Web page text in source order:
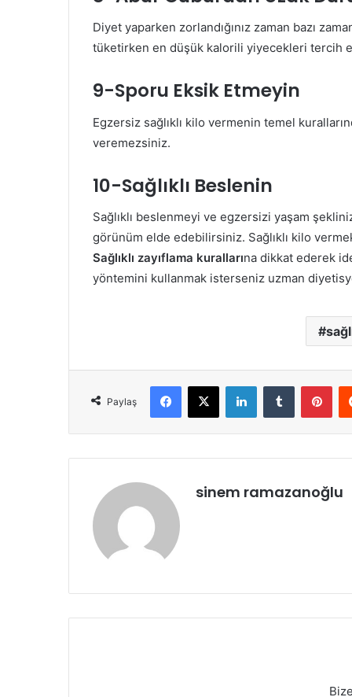
Diyet yaparken zorlandığınız zaman bazı
tüketirken en düşük kalorili yiyecekleri tercih
9-Sporu Eksik Etmeyin
Egzersiz sağlıklı kilo vermenin temel
veremezsiniz.
10-Sağlıklı Beslenin
Sağlıklı beslenmeyi ve egzersizi yaşam
görünüm elde edebilirsiniz. Sağlıklı kilo
Sağlıklı zayıflama kurallarına dikkat ederek
yöntemini kullanmak isterseniz uzman
Paylaş
Facebook
X LinkedInTumblr
sinem ramazanoğlu